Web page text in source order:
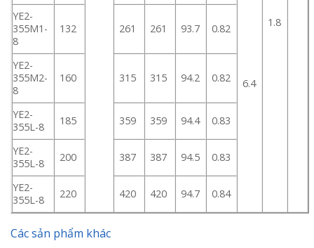
1.8
6.4
YE2-
355M1-
8
132 261 261 93.7 0.82
YE2-
355M2-
8
160 315 315 94.2 0.82
YE2-
355L-8
185 359 359 94.4 0.83
YE2-
355L-8
200 387 387 94.5 0.83
YE2-
355L-8
220 420 420 94.7 0.84
Các sản phẩm khác